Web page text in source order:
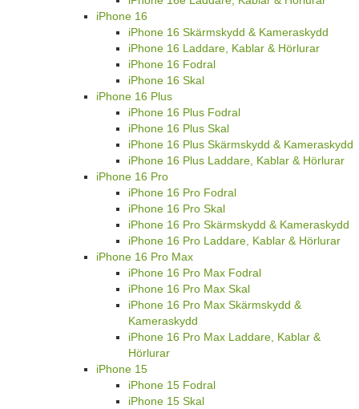
iPhone 16
iPhone 16 Skärmskydd & Kameraskydd
iPhone 16 Laddare, Kablar & Hörlurar
iPhone 16 Fodral
iPhone 16 Skal
iPhone 16 Plus
iPhone 16 Plus Fodral
iPhone 16 Plus Skal
iPhone 16 Plus Skärmskydd & Kameraskydd
iPhone 16 Plus Laddare, Kablar & Hörlurar
iPhone 16 Pro
iPhone 16 Pro Fodral
iPhone 16 Pro Skal
iPhone 16 Pro Skärmskydd & Kameraskydd
iPhone 16 Pro Laddare, Kablar & Hörlurar
iPhone 16 Pro Max
iPhone 16 Pro Max Fodral
iPhone 16 Pro Max Skal
iPhone 16 Pro Max Skärmskydd &
Kameraskydd
iPhone 16 Pro Max Laddare, Kablar &
Hörlurar
iPhone 15
iPhone 15 Fodral
iPhone 15 Skal